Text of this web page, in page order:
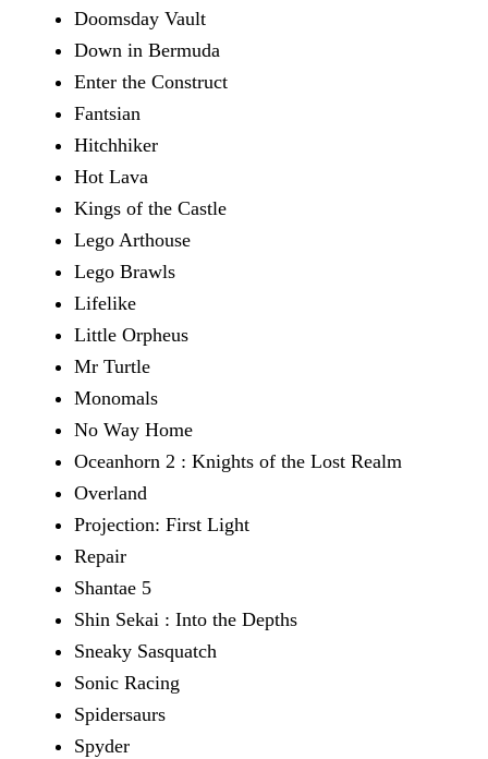
Doomsday Vault
Down in Bermuda
Enter the Construct
Fantsian
Hitchhiker
Hot Lava
Kings of the Castle
Lego Arthouse
Lego Brawls
Lifelike
Little Orpheus
Mr Turtle
Monomals
No Way Home
Oceanhorn 2 : Knights of the Lost Realm
Overland
Projection: First Light
Repair
Shantae 5
Shin Sekai : Into the Depths
Sneaky Sasquatch
Sonic Racing
Spidersaurs
Spyder